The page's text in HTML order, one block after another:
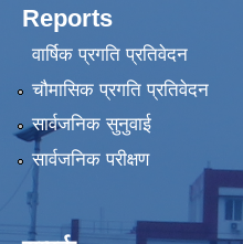
Reports
वार्षिक प्रगति प्रतिवेदन
चौमासिक प्रगति प्रतिवेदन
सार्वजनिक सुनुवाई
सार्वजनिक परीक्षण